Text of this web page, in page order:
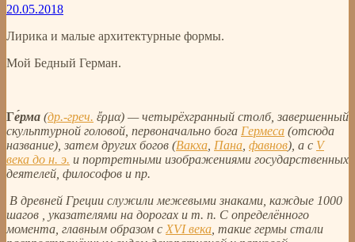
20.05.2018
Лирика и малые архитектурные формы.
Мой Бедный Герман.
Ге́рма (др.-греч. ἔρμα) — четырёхгранный столб, завершенный
скульптурной головой, первоначально бога Гермеса (отсюда
название), затем других богов (Вакха Пана фавнов), а с V
века до н. э. и портретными изображениями государственных
деятелей, философов и пр.
В древней Греции служили межевыми знаками, каждые 1000
шагов , указателями на дорогах и т. п. С определённого
момента, главным образом с XVI века , такие гермы стали